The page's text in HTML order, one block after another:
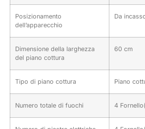
Posizionamento
dell’apparecchio
Da
Dimensione della larghezza
del piano cottura
60 cm
Tipo di piano cottura Piano
Numero totale di fuochi 4